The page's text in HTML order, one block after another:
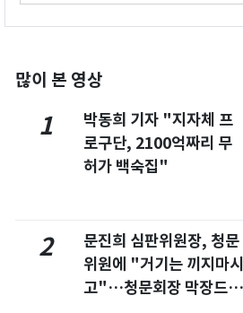
많이 본 영상
1
박동희 기자 "지자체 프
로구단, 2100억짜리 무
허가 백숙집"
2
문진희 심판위원장, 청문
위원에 "거기는 끼지마시
고"…청문회장 막장드라